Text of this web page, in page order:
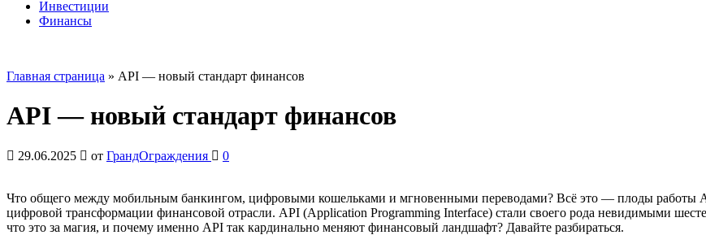
Инвестиции
Финансы
Главная страница » API — новый стандарт финансов
API — новый стандарт финансов
29.06.2025 от ГрандОграждения 0
Что общего между мобильным банкингом, цифровыми кошельками и мгновенными переводами? Всё это — плоды работы
цифровой трансформации финансовой отрасли. API (Application Programming Interface) стали своего рода невидимыми
что это за магия, и почему именно API так кардинально меняют финансовый ландшафт? Давайте разбираться.